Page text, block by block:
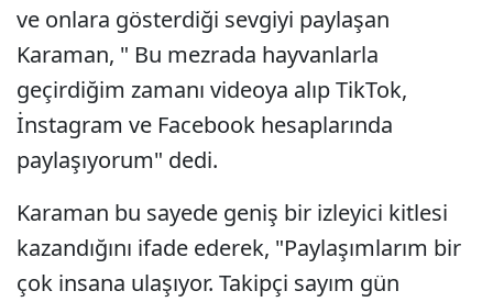
ve onlara gösterdiği sevgiyi paylaşan
Karaman, " Bu mezrada hayvanlarla
geçirdiğim zamanı videoya alıp TikTok,
İnstagram ve Facebook hesaplarında
paylaşıyorum" dedi.
Karaman bu sayede geniş bir izleyici kitlesi
kazandığını ifade ederek, "Paylaşımlarım bir
çok insana ulaşıyor. Takipçi sayım gün